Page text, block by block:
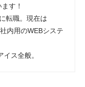
す！
転職。現在は
内用のWEBシステ
ス全般。